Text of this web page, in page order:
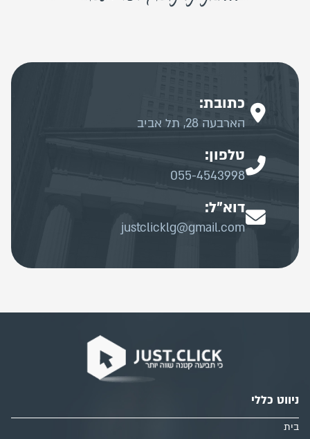
כתובת:
הארבעה 28, תל אביב
טלפון:
055-4543998
דוא"ל:
justclicklg@gmail.com
ניווט כללי
בית